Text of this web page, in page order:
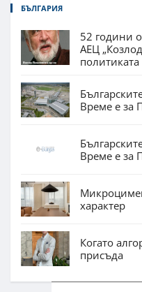
БЪЛГАРИЯ
52 години
АЕЦ
Време е за
Време е за
характер
Когато
присъда